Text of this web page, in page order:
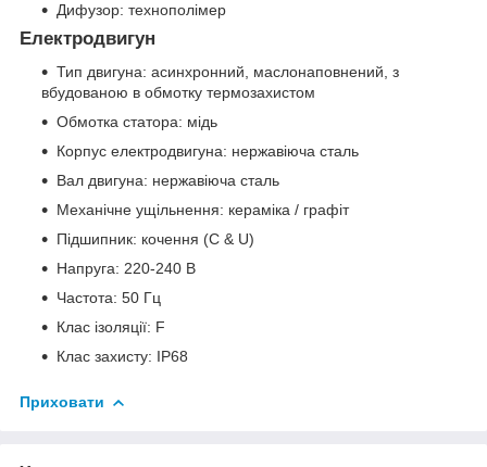
Дифузор: технополімер
Електродвигун
Тип двигуна: асинхронний, маслонаповнений, з
вбудованою в обмотку термозахистом
Обмотка статора: мідь
Корпус електродвигуна: нержавіюча сталь
Вал двигуна: нержавіюча сталь
Механічне ущільнення: кераміка / графіт
Підшипник: кочення (C & U)
Напруга: 220-240 В
Частота: 50 Гц
Клас ізоляції: F
Клас захисту: IP68
Приховати